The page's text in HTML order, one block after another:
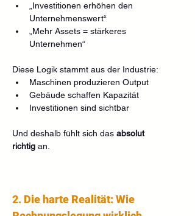
„Investitionen erhöhen den
Unternehmenswert“
„Mehr Assets = stärkeres
Unternehmen“
Diese Logik stammt aus der Industrie:
Maschinen produzieren Output
Gebäude schaffen Kapazität
Investitionen sind sichtbar
Und deshalb fühlt sich das absolut
richtig an.
2. Die harte Realität: Wie